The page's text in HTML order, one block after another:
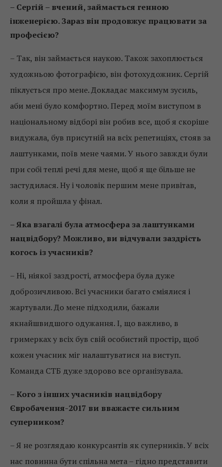
– Сергій – вчений, займається генною
інженерією. Зараз він продовжує працювати за
професією?
– Так, він займається наукою. Також захоплюється
художньою фотографією, він фотохудожник. Сергій
піклується про мене. Докладає максимум зусиль,
аби мені було комфортно. Перед моїм виступом в
національному відборі він робив все, щоб я скоріше
видужала, був присутній на всіх репетиціях, стояв за
лаштунками, поїв мене чаями. У нього завжди були
при собі теплі речі для мене, щоб я ще більше не
застудилася. Ну і чоловік першим мене привітав,
коли я пройшла у фінал.
– Яка взагалі була атмосфера за лаштунками
нацвідбору? Можливо, ви відчували заздрість
когось із учасників?
– Ні, ніякої заздрості, атмосфера була дуже
доброзичливою. Всі учасники багато сміялися і
жартували. До мене підходили, бажали
якнайшвидшого одужання. І, що важливо, в
гримерках у всіх був свій особистий простір, щоб
кожен учасник міг налаштуватися на виступ.
Команда СТБ дуже здорово все організувала.
– Кого з інших учасників нацвідбору
Євробачення-2017 ви вважаєте сильним
суперником?
– Я не розглядаю конкурсантів як суперників. У всіх
нас повинна бути спільна мета – гідно представити